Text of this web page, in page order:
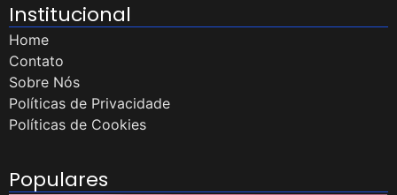
Institucional
Home
Contato
Sobre Nós
Políticas de Privacidade
Políticas de Cookies
Populares